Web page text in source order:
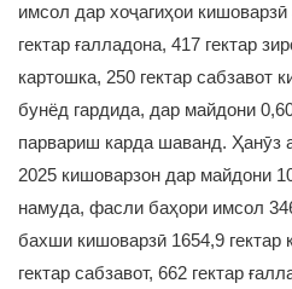
имсол дар хоҷагиҳои
гектар ғалладона, 417 гектар
картошка, 250 гектар сабзавот
бунёд гардида, дар майдони
парвариш карда шаванд. Ҳанӯз
2025 кишоварзон дар майдони
намуда, фасли баҳори имсол
бахши кишоварзӣ 1654,9 гектар
гектар сабзавот, 662 гектар